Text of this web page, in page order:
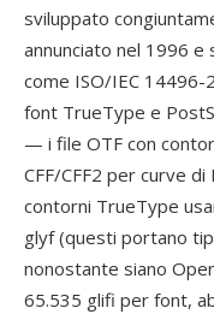
sviluppato
annunciato nel 1996
come ISO/IEC 14496-
font TrueType e
— i file OTF con
CFF/CFF2 per curve
contorni TrueType
glyf (questi portano
nonostante siano
65.535 glifi per font,